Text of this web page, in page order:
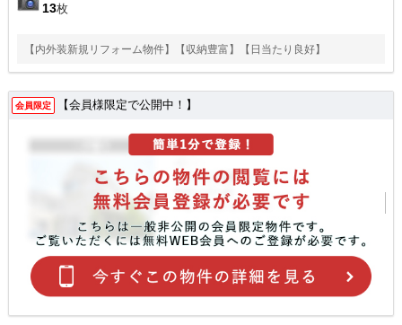
13枚
【内外装新規リフォーム物件】【収納豊富】【日当たり良好】
会員限定 【会員様限定で公開中！】